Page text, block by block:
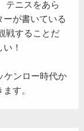
テニスをあら
が書いている
戦することだ
！
ケンロー時代か
す。